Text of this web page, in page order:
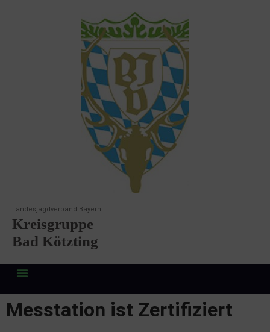
Landesjagdverband Bayern
Kreisgruppe
Bad Kötzting
Messtation ist Zertifiziert